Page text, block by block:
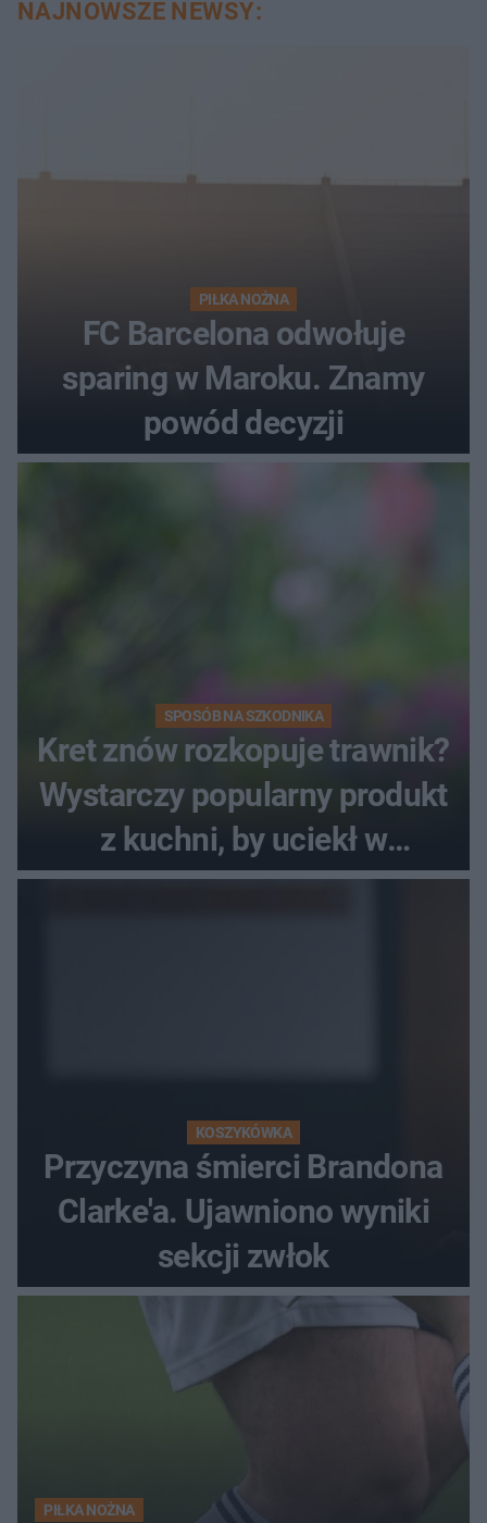
NAJNOWSZE NEWSY:
PIŁKA NOŻNA
FC Barcelona odwołuje
sparing w Maroku. Znamy
powód decyzji
SPOSÓB NA SZKODNIKA
Kret znów rozkopuje trawnik?
Wystarczy popularny produkt
z kuchni, by uciekł w
popłochu
KOSZYKÓWKA
Przyczyna śmierci Brandona
Clarke'a. Ujawniono wyniki
sekcji zwłok
PIŁKA NOŻNA